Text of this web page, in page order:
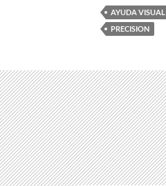
AYUDA VISUAL
PRECISION